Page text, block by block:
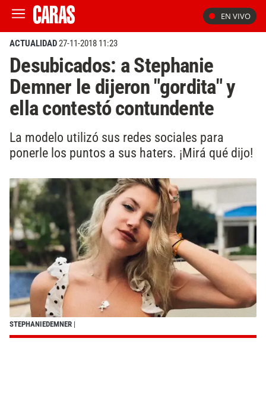
EN VIVO
ACTUALIDAD27-11-2018 11:23
Desubicados: a Stephanie
Demner le dijeron "gordita" y
ella contestó contundente
La modelo utilizó sus redes sociales para
ponerle los puntos a sus haters. ¡Mirá qué dijo!
STEPHANIEDEMNER |